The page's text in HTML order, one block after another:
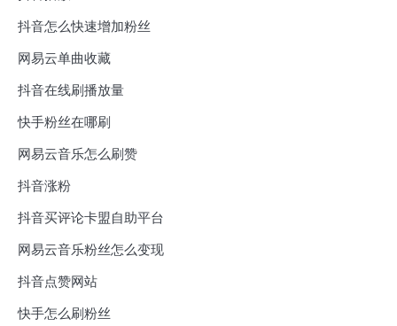
抖音怎么快速增加粉丝
网易云单曲收藏
抖音在线刷播放量
快手粉丝在哪刷
网易云音乐怎么刷赞
抖音涨粉
抖音买评论卡盟自助平台
网易云音乐粉丝怎么变现
抖音点赞网站
快手怎么刷粉丝